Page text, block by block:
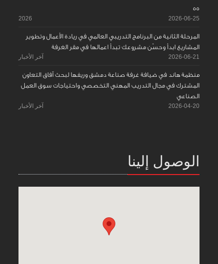
55
2026-06-25
2026
المرحلة الثانية من البرنامج التدريبي العالمي في ريادة الأعمال وتطوير
المشاريع ابدأ وحسّن مشروعك تبدأ اعمالها في مقر الغرفة
2026-06-21 آخر الأخبار
منظمة هاند في ضيافة غرفة صناعة دمشق وريفها لبحث آفاق التعاون
المشترك في مجال التدريب المهني التخصصي واحتياجات سوق العمل
الصناعي
2026-04-20 آخر الأخبار
الوصول إلينا